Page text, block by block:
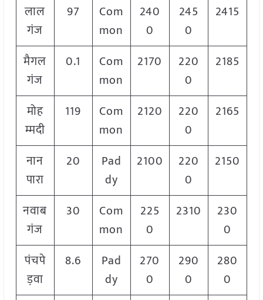
लाल
गंज
97
Com
mon
240
0
245
0
2415
मैगल
गंज
0.1
Com
mon
2170
220
0
2185
मोह
म्मदी
119
Com
mon
2120
220
0
2165
नान
पारा
20
Pad
dy
2100
220
0
2150
नवाब
गंज
30
Com
mon
225
0
2310
230
0
पंचपे
ड़वा
8.6
Pad
dy
270
0
290
0
280
0